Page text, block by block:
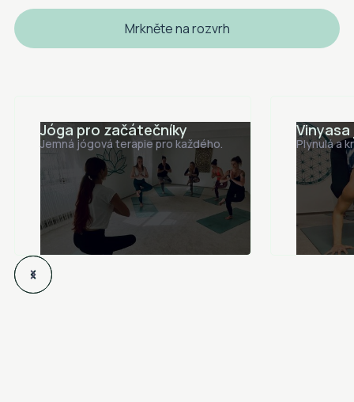
Mrkněte na rozvrh
Jóga pro začátečníky
Jemná jógová terapie pro každého. Plynulá a